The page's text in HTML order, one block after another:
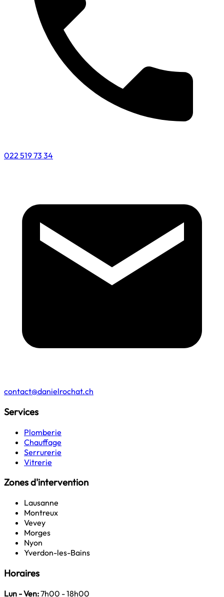
022 519 73 34
contact@danielrochat.ch
Services
Plomberie
Chauffage
Serrurerie
Vitrerie
Zones d'intervention
Lausanne
Montreux
Vevey
Morges
Nyon
Yverdon-les-Bains
Horaires
Lun - Ven:7h00 - 18h00